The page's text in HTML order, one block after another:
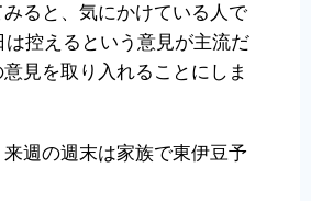
ると、気にかけている人で
は控えるという意見が主流だ
見を取り入れることにしま
来週の週末は家族で東伊豆予